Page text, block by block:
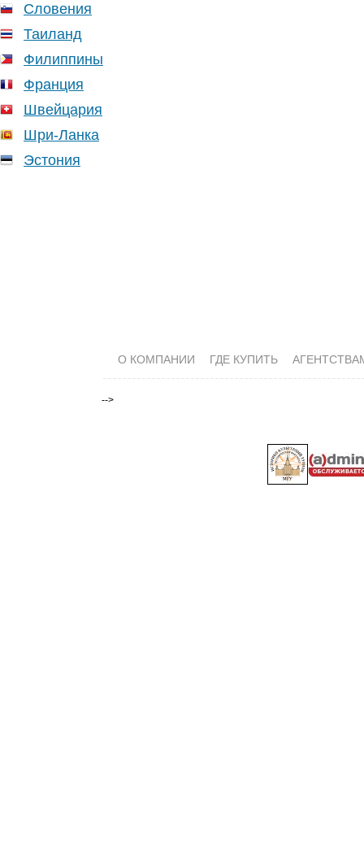
Словения
Таиланд
Филиппины
Франция
Швейцария
Шри-Ланка
Эстония
О КОМПАНИИ ГДЕ КУПИТЬ
-->